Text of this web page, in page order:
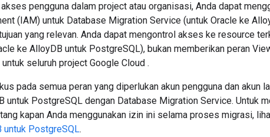
pengguna dalam project atau organisasi, Anda dapat
(IAM) untuk Database Migration Service (untuk Oracle ke
yang relevan. Anda dapat mengontrol akses ke resource
ke AlloyDB untuk PostgreSQL), bukan memberikan peran
seluruh project Google Cloud .
pada semua peran yang diperlukan akun pengguna dan akun
untuk PostgreSQL dengan Database Migration Service. Untuk
kapan Anda menggunakan izin ini selama proses migrasi,
untuk PostgreSQL.